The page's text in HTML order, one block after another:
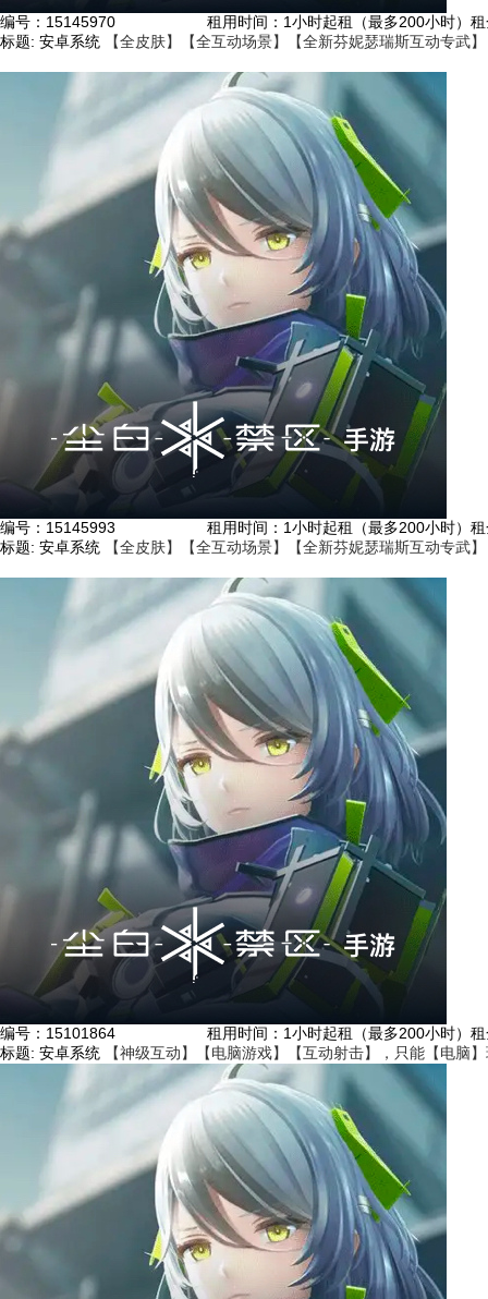
编号： 15145970 租用时间 ：1小时起租（最多200小时）
标题: 安卓系统 【全皮肤】【全互动场景】【全新芬妮瑟瑞斯互动专武
编号： 15145993 租用时间 ：1小时起租（最多200小时）
标题: 安卓系统 【全皮肤】【全互动场景】【全新芬妮瑟瑞斯互动专武
编号： 15101864 租用时间 ：1小时起租（最多200小时）
标题: 安卓系统 【神级互动】【电脑游戏】【互动射击】，只能【电脑